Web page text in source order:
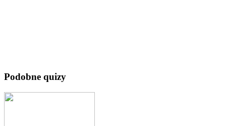
Podobne quizy